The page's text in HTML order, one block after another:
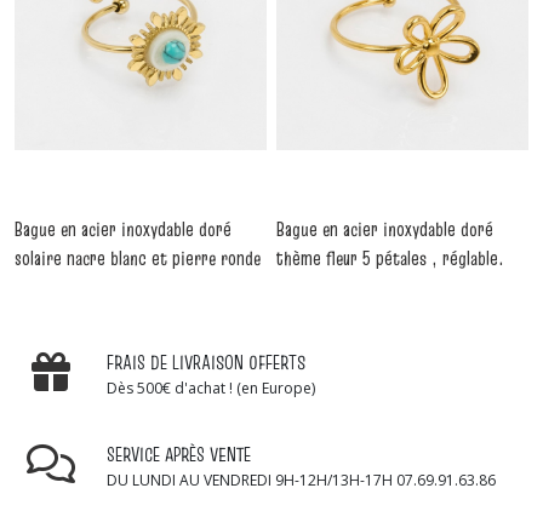
Bague en acier inoxydable doré
solaire nacre blanc et pierre ronde
Bague en acier inoxydable doré
thème fleur 5 pétales , réglable.
FRAIS DE LIVRAISON OFFERTS
Dès 500€ d'achat ! (en Europe)
SERVICE APRÈS VENTE
DU LUNDI AU VENDREDI 9H-12H/13H-17H 07.69.91.63.86